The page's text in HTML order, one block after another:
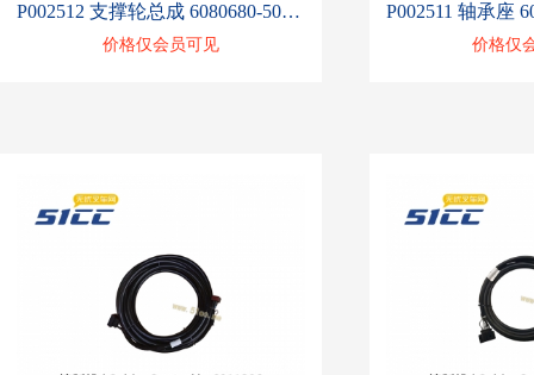
P002512 支撑轮总成 6080680-50024505511
价格仅会员可见 价格仅